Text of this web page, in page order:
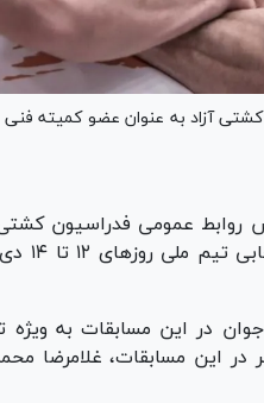
آزاد به عنوان عضو کمیته فنی
روابط عمومی فدراسیون
در این مسابقات به
این مسابقات، غلامرضا